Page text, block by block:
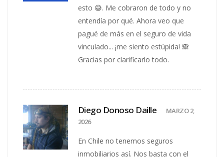
esto 😅. Me cobraron de todo y no
entendía por qué. Ahora veo que
pagué de más en el seguro de vida
vinculado... ¡me siento estúpida! 🙈
Gracias por clarificarlo todo.
Diego Donoso Daille
MARZO 2,
2026
En Chile no tenemos seguros
inmobiliarios así. Nos basta con el